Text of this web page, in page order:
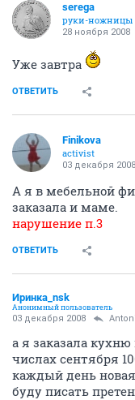
serega
руки-ножницы
28 ноября 2008
Уже завтра
ОТВЕТИТЬ
Finikova
activist
03 декабря 2008
А я в мебельной
заказала и маме.
нарушение п.3
ОТВЕТИТЬ
Иринка_nsk
Анонимный пользователь
03 декабря 2008
а я заказала
числах сентября
каждый день новая
буду писать